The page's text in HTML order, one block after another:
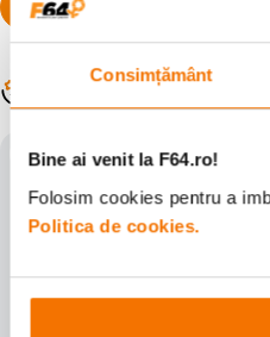
Consimțământ
Bine ai venit la F64.ro!
Folosim cookies pentru a
Politica de cookies.
Populare în aceeași
parasolar cadou